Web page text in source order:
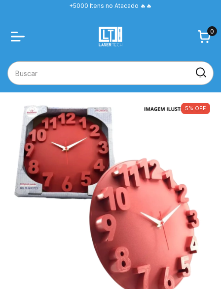
+5000 Itens no Atacado 🔥🔥
0
5% OFF